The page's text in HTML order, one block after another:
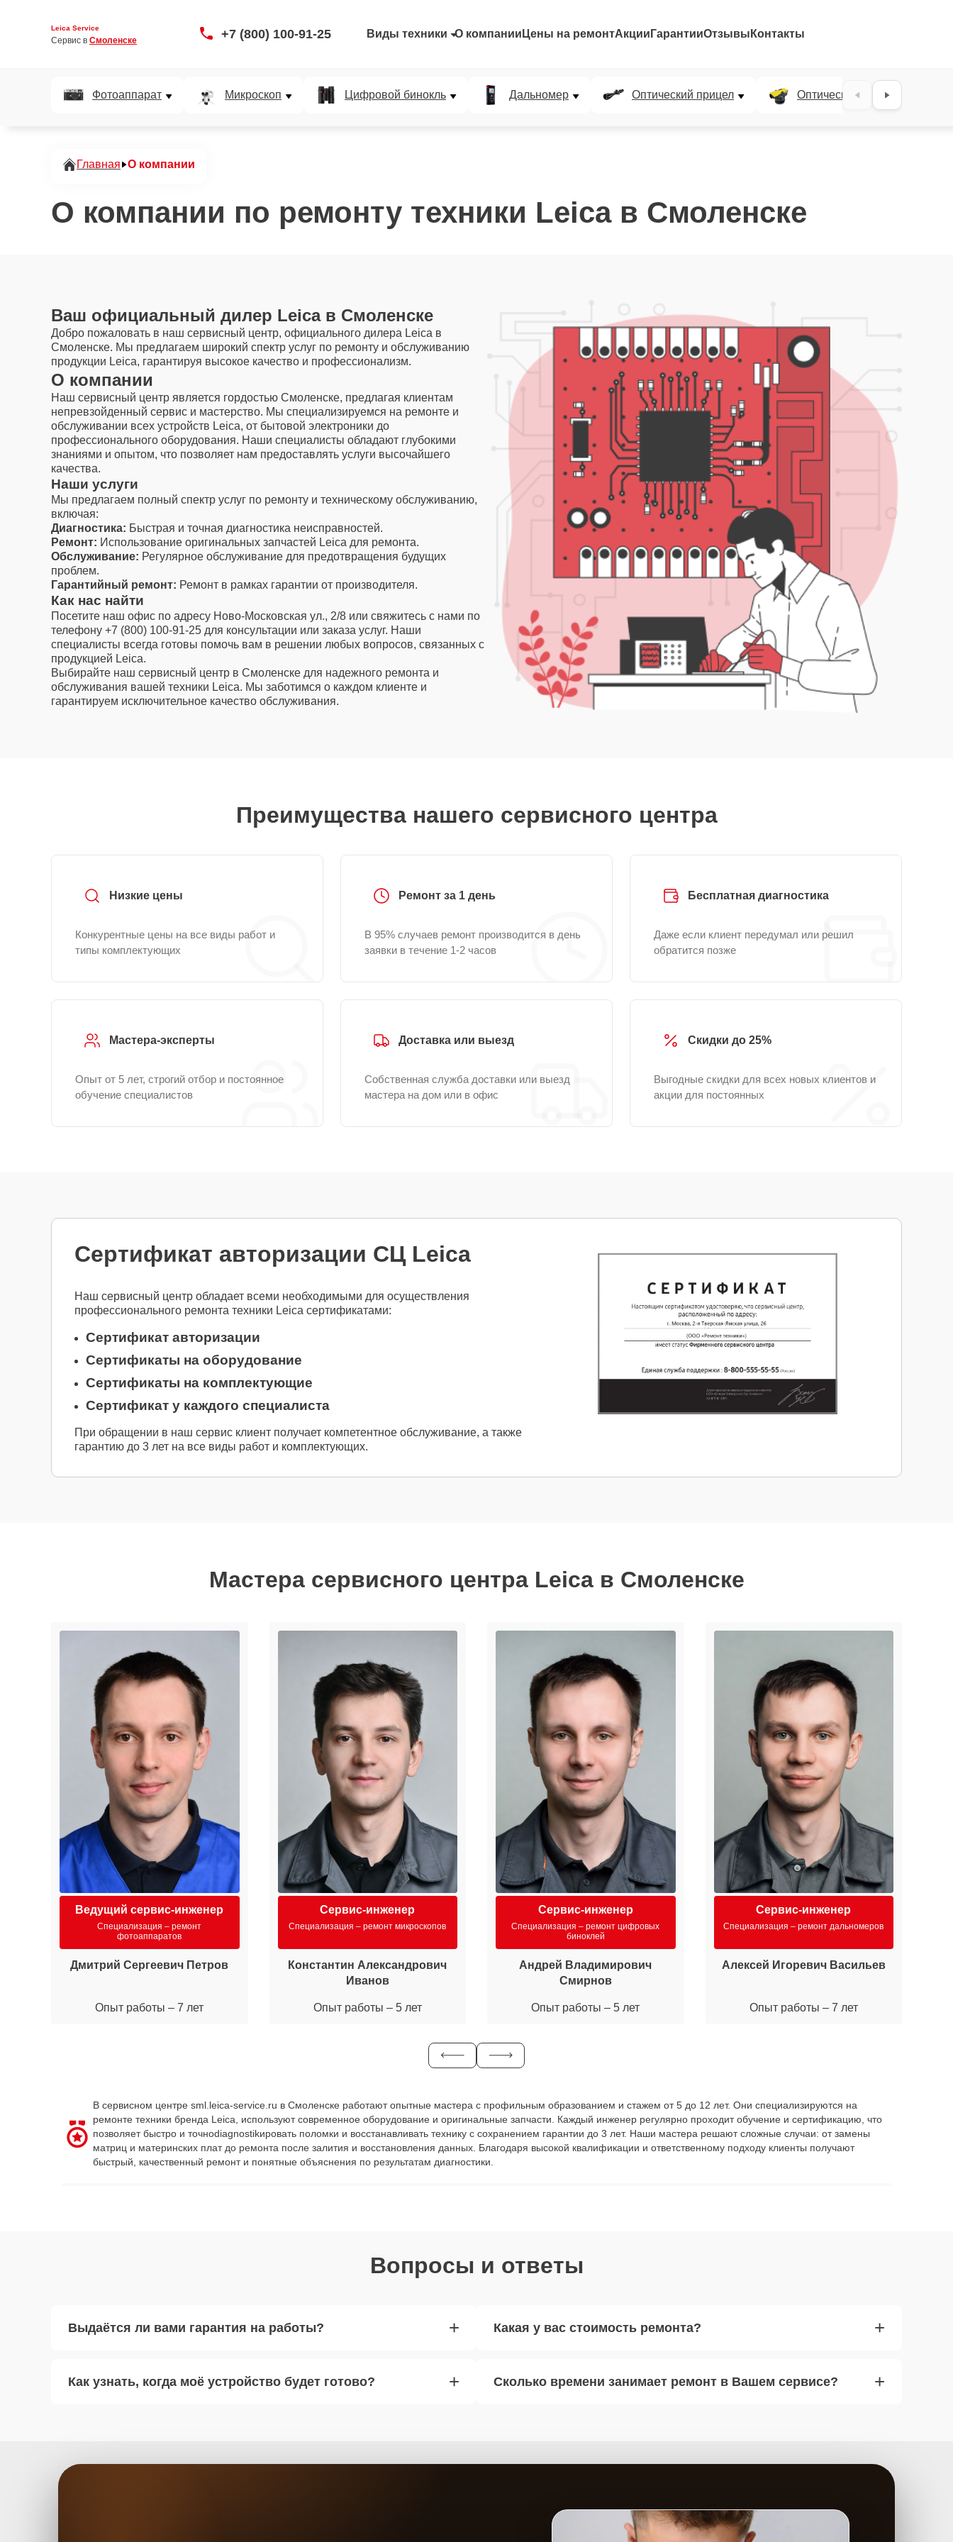
Leica Service
Сервис в Смоленске +7 (800) 100-91-25 Виды техники О компании Цены на ремонтАкции ГарантииОтзывы Контакты
Фотоаппарат Микроскоп Цифровой бинокль Дальномер Оптический прицел Оптический нивелир
Главная О компании
О компании по ремонту техники Leica в Смоленске
Ваш официальный дилер Leica в Смоленске
Добро пожаловать в наш сервисный центр, официального дилера Leica в
Смоленске. Мы предлагаем широкий спектр услуг по ремонту и обслуживанию
продукции Leica, гарантируя высокое качество и профессионализм.
О компании
Наш сервисный центр является гордостью Смоленске, предлагая клиентам
непревзойденный сервис и мастерство. Мы специализируемся на ремонте и
обслуживании всех устройств Leica, от бытовой электроники до
профессионального оборудования. Наши специалисты обладают глубокими
знаниями и опытом, что позволяет нам предоставлять услуги высочайшего
качества.
Наши услуги
Мы предлагаем полный спектр услуг по ремонту и техническому обслуживанию,
включая:
Диагностика: Быстрая и точная диагностика неисправностей.
Ремонт: Использование оригинальных запчастей Leica для ремонта.
Обслуживание: Регулярное обслуживание для предотвращения будущих
проблем.
Гарантийный ремонт: Ремонт в рамках гарантии от производителя.
Как нас найти
Посетите наш офис по адресу Ново-Московская ул., 2/8 или свяжитесь с нами по
телефону +7 (800) 100-91-25 для консультации или заказа услуг. Наши
специалисты всегда готовы помочь вам в решении любых вопросов, связанных с
продукцией Leica.
Выбирайте наш сервисный центр в Смоленске для надежного ремонта и
обслуживания вашей техники Leica. Мы заботимся о каждом клиенте и
гарантируем исключительное качество обслуживания.
Преимущества нашего сервисного центра
Низкие цены
Конкурентные цены на все виды работ и
типы комплектующих
Ремонт за 1 день
В 95% случаев ремонт производится в день
заявки в течение 1-2 часов
Бесплатная диагностика
Даже если клиент передумал или решил
обратится позже
Мастера-эксперты
Опыт от 5 лет, строгий отбор и постоянное
обучение специалистов
Доставка или выезд
Собственная служба доставки или выезд
мастера на дом или в офис
Скидки до 25%
Выгодные скидки для всех новых клиентов и
акции для постоянных
Сертификат авторизации СЦ Leica
Наш сервисный центр обладает всеми необходимыми для осуществления
профессионального ремонта техники Leica сертификатами:
Сертификат авторизации
Сертификаты на оборудование
Сертификаты на комплектующие
Сертификат у каждого специалиста
При обращении в наш сервис клиент получает компетентное обслуживание, а также
гарантию до 3 лет на все виды работ и комплектующих.
Мастера сервисного центра Leica в Смоленске
Ведущий сервис-инженер
Специализация – ремонт
фотоаппаратов
Дмитрий Сергеевич Петров
Опыт работы – 7 лет
Сервис-инженер
Специализация – ремонт микроскопов
Константин Александрович
Иванов
Опыт работы – 5 лет
Сервис-инженер
Специализация – ремонт цифровых
биноклей
Андрей Владимирович
Смирнов
Опыт работы – 5 лет
Сервис-инженер
Специализация – ремонт дальномеров
Алексей Игоревич Васильев
Опыт работы – 7 лет
В сервисном центре sml.leica-service.ru в Смоленске работают опытные мастера с профильным образованием и стажем от 5 до 12 лет. Они специализируются на
ремонте техники бренда Leica, используют современное оборудование и оригинальные запчасти. Каждый инженер регулярно проходит обучение и сертификацию, что
позволяет быстро и точноdiagnostikировать поломки и восстанавливать технику с сохранением гарантии до 3 лет. Наши мастера решают сложные случаи: от замены
матриц и материнских плат до ремонта после залития и восстановления данных. Благодаря высокой квалификации и ответственному подходу клиенты получают
быстрый, качественный ремонт и понятные объяснения по результатам диагностики.
Вопросы и ответы
Выдаётся ли вами гарантия на работы? +
Как узнать, когда моё устройство будет готово? +
Какая у вас стоимость ремонта? +
Сколько времени занимает ремонт в Вашем сервисе? +